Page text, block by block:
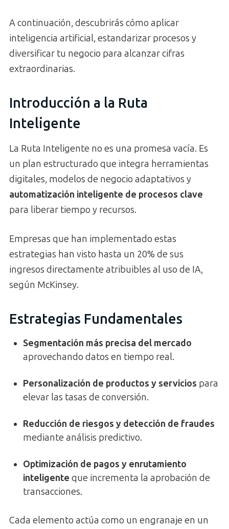
A continuación, descubrirás cómo aplicar
inteligencia artificial, estandarizar procesos y
diversificar tu negocio para alcanzar cifras
extraordinarias.
Introducción a la Ruta
Inteligente
La Ruta Inteligente no es una promesa vacía. Es
un plan estructurado que integra herramientas
digitales, modelos de negocio adaptativos y
automatización inteligente de procesos clave
para liberar tiempo y recursos.
Empresas que han implementado estas
estrategias han visto hasta un 20% de sus
ingresos directamente atribuibles al uso de IA,
según McKinsey.
Estrategias Fundamentales
Segmentación más precisa del mercado
aprovechando datos en tiempo real.
Personalización de productos y servicios para
elevar las tasas de conversión.
Reducción de riesgos y detección de fraudes
mediante análisis predictivo.
Optimización de pagos y enrutamiento
inteligente que incrementa la aprobación de
transacciones.
Cada elemento actúa como un engranaje en un